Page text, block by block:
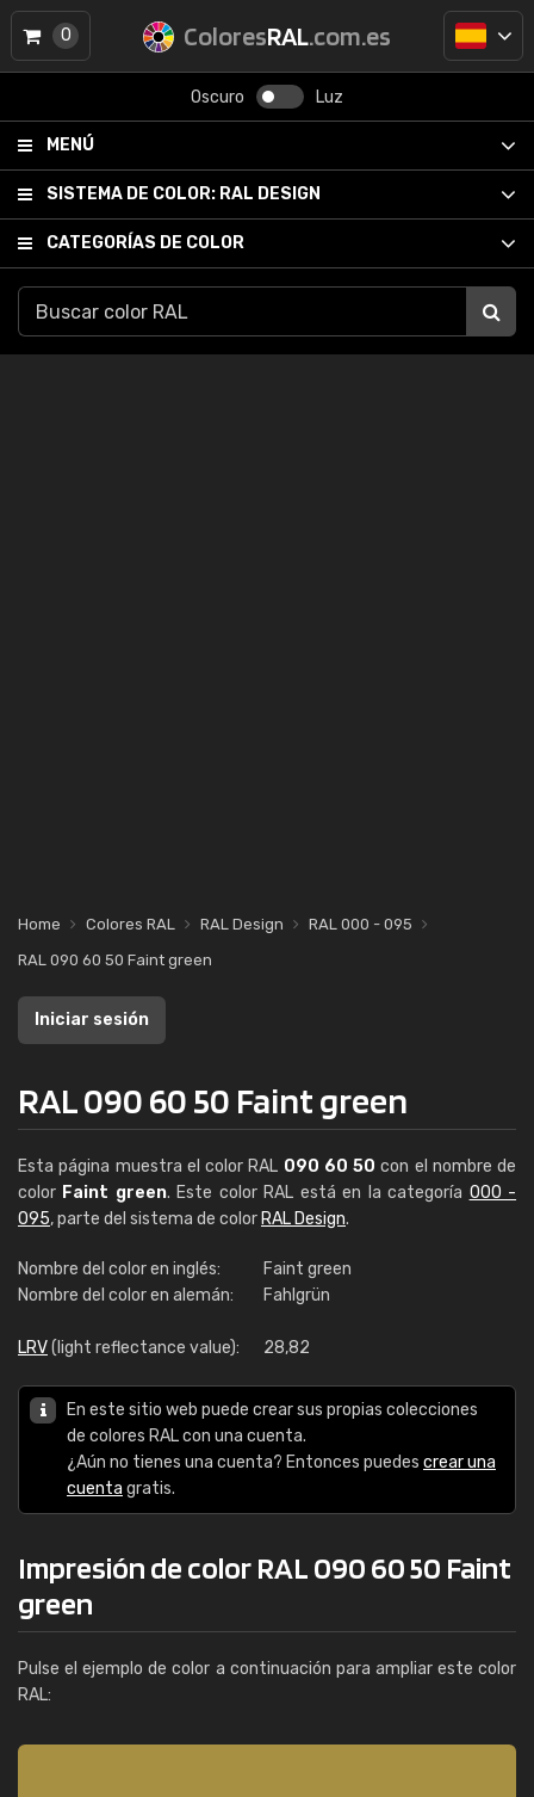
ColoresRAL.com.es
Oscuro Luz
MENÚ
SISTEMA DE COLOR: RAL DESIGN
CATEGORÍAS DE COLOR
0
Home Colores RAL RAL Design
RAL 000 - 095
RAL 090 60 50 Faint green
Iniciar sesión
RAL 090 60 50 Faint green
Esta página muestra el color RAL 090 60 50 con el nombre de
color Faint green. Este color RAL está en la categoría 000 -
095, parte del sistema de color RAL Design.
Nombre del color en inglés:
Faint green
Nombre del color en alemán:
Fahlgrün
LRV(light reflectance value): 28,82
En este sitio web puede crear sus propias colecciones
de colores RAL con una cuenta.
¿Aún no tienes una cuenta? Entonces puedes crear una
cuenta gratis.
Impresión de color RAL 090 60 50 Faint
green
Pulse el ejemplo de color a continuación para ampliar este color
RAL: